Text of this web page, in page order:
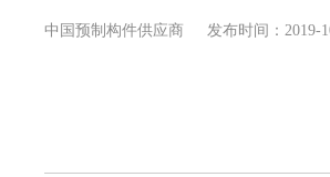
中国预制构件供应商 发布时间：2019-